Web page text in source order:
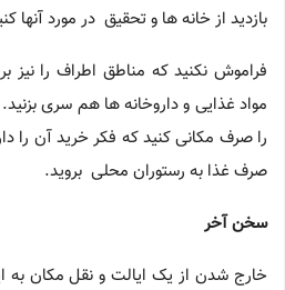
بازدید از خانه ها و تحقیق در مورد آنها
فراموش نکنید که مناطق اطراف را نیز
مواد غذایی و داروخانه ها هم سری
را صرف مکانی کنید که فکر خرید آن را
صرف غذا به رستوران محلی بروید.
سخن آخر
خارج شدن از یک ایالت و نقل مکان به